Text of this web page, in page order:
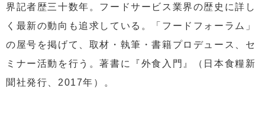
界記者歴三十数年。フードサービス業界の歴史に詳し
く最新の動向も追求している。「フードフォーラム」
の屋号を掲げて、取材・執筆・書籍プロデュース、セ
ミナー活動を行う。著書に『外食入門』（日本食糧新
聞社発行、2017年）。